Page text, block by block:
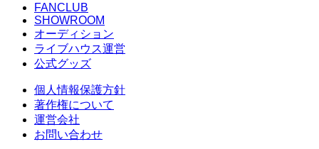
FANCLUB
SHOWROOM
オーディション
ライブハウス運営
公式グッズ
個人情報保護方針
著作権について
運営会社
お問い合わせ